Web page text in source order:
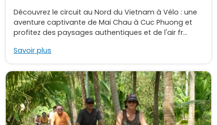
Découvrez le circuit au Nord du Vietnam à Vélo : une
aventure captivante de Mai Chau à Cuc Phuong et
profitez des paysages authentiques et de l'air fr...
Savoir plus